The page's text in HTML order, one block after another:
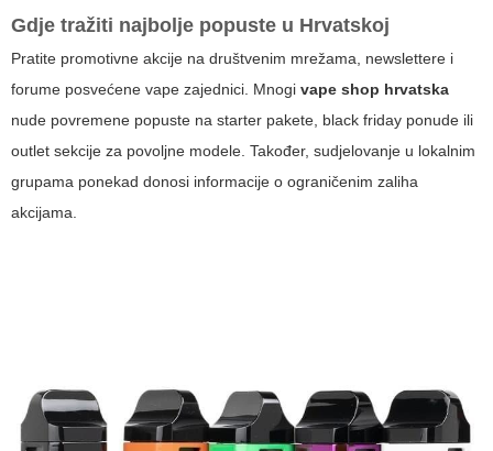
Gdje tražiti najbolje popuste u Hrvatskoj
Pratite promotivne akcije na društvenim mrežama, newslettere i
forume posvećene vape zajednici. Mnogi vape shop hrvatska
nude povremene popuste na starter pakete, black friday ponude ili
outlet sekcije za povoljne modele. Također, sudjelovanje u lokalnim
grupama ponekad donosi informacije o ograničenim zaliha
akcijama.